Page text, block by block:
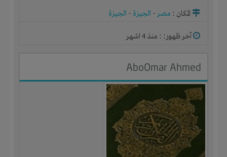
المكان : مصر- الجيزة - الجيزة
آخر ظهور: : منذ 4 اشهر
AboOmar Ahmed